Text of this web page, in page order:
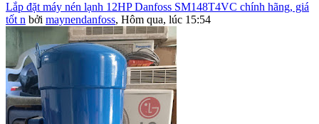
Lắp đặt máy nén lạnh 12HP Danfoss SM148T4VC chính hãng, giá
tốt n bởi maynendanfoss, Hôm qua, lúc 15:54